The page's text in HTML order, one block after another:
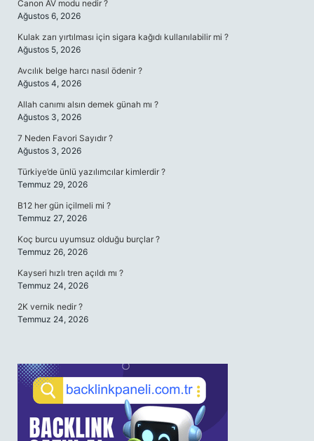
Canon AV modu nedir ?
Ağustos 6, 2026
Kulak zarı yırtılması için sigara kağıdı kullanılabilir mi ?
Ağustos 5, 2026
Avcılık belge harcı nasıl ödenir ?
Ağustos 4, 2026
Allah canımı alsın demek günah mı ?
Ağustos 3, 2026
7 Neden Favori Sayıdır ?
Ağustos 3, 2026
Türkiye’de ünlü yazılımcılar kimlerdir ?
Temmuz 29, 2026
B12 her gün içilmeli mi ?
Temmuz 27, 2026
Koç burcu uyumsuz olduğu burçlar ?
Temmuz 26, 2026
Kayseri hızlı tren açıldı mı ?
Temmuz 24, 2026
2K vernik nedir ?
Temmuz 24, 2026